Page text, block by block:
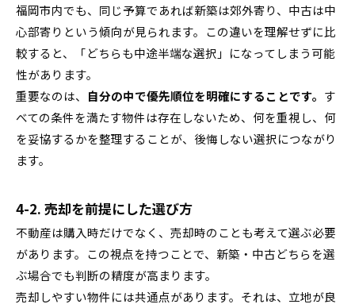
福岡市内でも、同じ予算であれば新築は郊外寄り、中古は中
心部寄りという傾向が見られます。この違いを理解せずに比
較すると、「どちらも中途半端な選択」になってしまう可能
性があります。
重要なのは、 自分の中で優先順位を明確にすることです。 す
べての条件を満たす物件は存在しないため、何を重視し、何
を妥協するかを整理することが、後悔しない選択につながり
ます。
4-2. 売却を前提にした選び方
不動産は購入時だけでなく、売却時のことも考えて選ぶ必要
があります。この視点を持つことで、新築・中古どちらを選
ぶ場合でも判断の精度が高まります。
売却しやすい物件には共通点があります。それは、立地が良